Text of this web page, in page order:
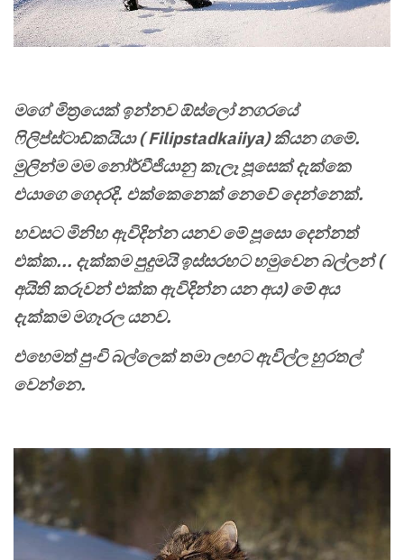
මගේ මිත්‍රයෙක් ඉන්නව ඕස්ලෝ නගරයේ
ෆිලිප්ස්ටාඩ්කයියා ( Filipstadkaiiya) කියන ගමේ.
මුලින්ම මම නෝර්වීජියානු කැලෑ පූසෙක් දැක්කෙ
එයාගෙ ගෙදරදි. එක්කෙනෙක් නෙවේ දෙන්නෙක්.
හවසට මිනිහ ඇවිදින්න යනව මේ පූසො දෙන්නත්
එක්ක... දැක්කම පුදුමයි ඉස්සරහට හමුවෙන බල්ලන් (
අයිති කරුවන් එක්ක ඇවිදින්න යන අය) මේ අය
දැක්කම මගෑරල යනව.
එහෙමත් පුංචි බල්ලෙක් තමා ලඟට ඇවිල්ල හුරතල්
වෙන්නෙ.